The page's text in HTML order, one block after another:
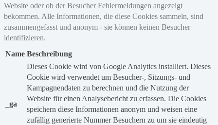
Website oder ob der Besucher Fehlermeldungen angezeigt
bekommen. Alle Informationen, die diese Cookies sammeln, sind
zusammengefasst und anonym - sie können keinen Besucher
identifizieren.
Name Beschreibung
_ga
Dieses Cookie wird von Google Analytics installiert. Dieses
Cookie wird verwendet um Besucher-, Sitzungs- und
Kampagnendaten zu berechnen und die Nutzung der
Website für einen Analysebericht zu erfassen. Die Cookies
speichern diese Informationen anonym und weisen eine
zufällig generierte Nummer Besuchern zu um sie eindeutig